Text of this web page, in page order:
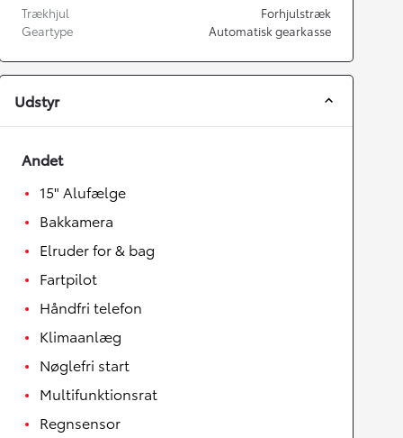
Trækhjul
Forhjulstræk
Geartype
Automatisk gearkasse
Udstyr
Andet
15" Alufælge
Bakkamera
Elruder for & bag
Fartpilot
Håndfri telefon
Klimaanlæg
Nøglefri start
Multifunktionsrat
Regnsensor